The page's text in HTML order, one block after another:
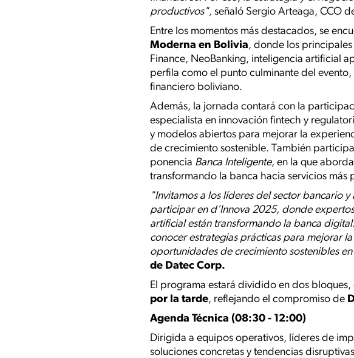
productivos", señaló Sergio Arteaga, CCO
Entre los momentos más destacados, se
Moderna en Bolivia, donde los
Finance, NeoBanking, inteligencia artificial
perfila como el punto culminante del
financiero boliviano.
Además, la jornada contará con la
especialista en innovación fintech y
y modelos abiertos para mejorar la
de crecimiento sostenible. También
ponencia Banca Inteligente, en la que
transformando la banca hacia servicios más
"Invitamos a los líderes del sector bancario
participar en d’Innova 2025, donde
artificial están transformando la banca
conocer estrategias prácticas para mejorar
oportunidades de crecimiento sostenibles
de Datec Corp.
El programa estará dividido en dos bloques,
por la tarde, reflejando el compromiso de
Agenda Técnica (08:30 - 12:00)
Dirigida a equipos operativos, líderes de
soluciones concretas y tendencias